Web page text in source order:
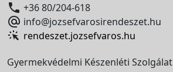
 +36 80/204-618
 info@jozsefvarosirendeszet.hu
rendeszet.jozsefvaros.hu
Gyermekvédelmi Készenléti Szolgálat